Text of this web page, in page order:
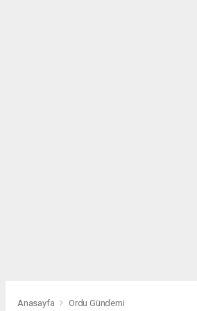
Anasayfa Ordu Gündemi